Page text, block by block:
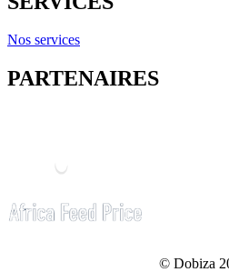
Nos services
PARTENAIRES
© Dobiza